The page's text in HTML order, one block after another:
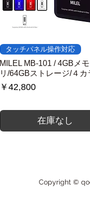
クイックビュー
タッチパネル操作対応
MILEL MB-101 / 4GBメモ
リ/64GBストレージ/４カ
価格
￥42,800
在庫なし
Copyright ©